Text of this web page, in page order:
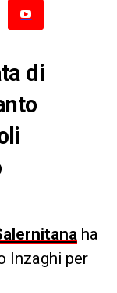
di
ha
Inzaghi per